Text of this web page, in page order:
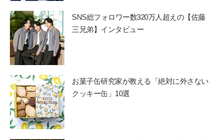
SNS総フォロワー数320万人超えの【佐藤
三兄弟】インタビュー
お菓子缶研究家が教える「絶対に外さない
クッキー缶」10選